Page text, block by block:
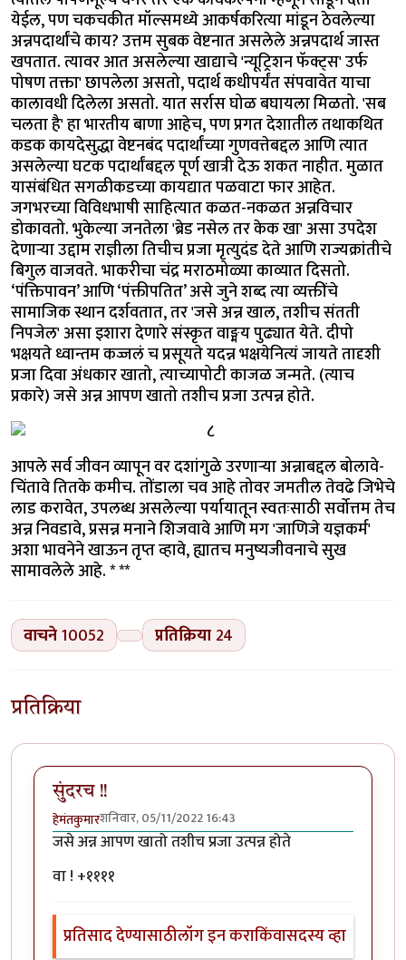
येईल, पण चकचकीत मॉल्समध्ये आकर्षकरित्या मांडून ठेवलेल्या
अन्नपदार्थांचे काय? उत्तम सुबक वेष्टनात असलेले अन्नपदार्थ जास्त
खपतात. त्यावर आत असलेल्या खाद्याचे 'न्यूट्रिशन फॅक्ट्स' उर्फ
पोषण तक्ता' छापलेला असतो, पदार्थ कधीपर्यंत संपवावेत याचा
कालावधी दिलेला असतो. यात सर्रास घोळ बघायला मिळतो. 'सब
चलता है' हा भारतीय बाणा आहेच, पण प्रगत देशातील तथाकथित
कडक कायदेसुद्धा वेष्टनबंद पदार्थांच्या गुणवत्तेबद्दल आणि त्यात
असलेल्या घटक पदार्थांबद्दल पूर्ण खात्री देऊ शकत नाहीत. मुळात
यासंबंधित सगळीकडच्या कायद्यात पळवाटा फार आहेत.
जगभरच्या विविधभाषी साहित्यात कळत-नकळत अन्नविचार
डोकावतो. भुकेल्या जनतेला 'ब्रेड नसेल तर केक खा' असा उपदेश
देणाऱ्या उद्दाम राज्ञीला तिचीच प्रजा मृत्युदंड देते आणि राज्यक्रांतीचे
बिगुल वाजवते. भाकरीचा चंद्र मराठमोळ्या काव्यात दिसतो.
‘पंक्तिपावन’ आणि ‘पंक्तीपतित’ असे जुने शब्द त्या व्यक्तींचे
सामाजिक स्थान दर्शवतात, तर 'जसे अन्न खाल, तशीच संतती
निपजेल' असा इशारा देणारे संस्कृत वाङ्मय पुढ्यात येते. दीपो
भक्षयते ध्वान्तम कज्जलं च प्रसूयते यदन्न भक्षयेनित्यं जायते तादृशी
प्रजा दिवा अंधकार खातो, त्याच्यापोटी काजळ जन्मते. (त्याच
प्रकारे) जसे अन्न आपण खातो तशीच प्रजा उत्पन्न होते.
आपले सर्व जीवन व्यापून वर दशांगुळे उरणाऱ्या अन्नाबद्दल बोलावे-
चिंतावे तितके कमीच. तोंडाला चव आहे तोवर जमतील तेवढे जिभेचे
लाड करावेत, उपलब्ध असलेल्या पर्यायातून स्वतःसाठी सर्वोत्तम तेच
अन्न निवडावे, प्रसन्न मनाने शिजवावे आणि मग 'जाणिजे यज्ञकर्म'
अशा भावनेने खाऊन तृप्त व्हावे, ह्यातच मनुष्यजीवनाचे सुख
सामावलेले आहे. * **
वाचने10052 प्रतिक्रिया 24
प्रतिक्रिया
सुंदरच !!
हेमंतकुमारशनिवार, 05/11/2022 16:43
जसे अन्न आपण खातो तशीच प्रजा उत्पन्न होते
वा ! +११११
प्रतिसाद देण्यासाठीलॉग इन कराकिंवासदस्य व्हा